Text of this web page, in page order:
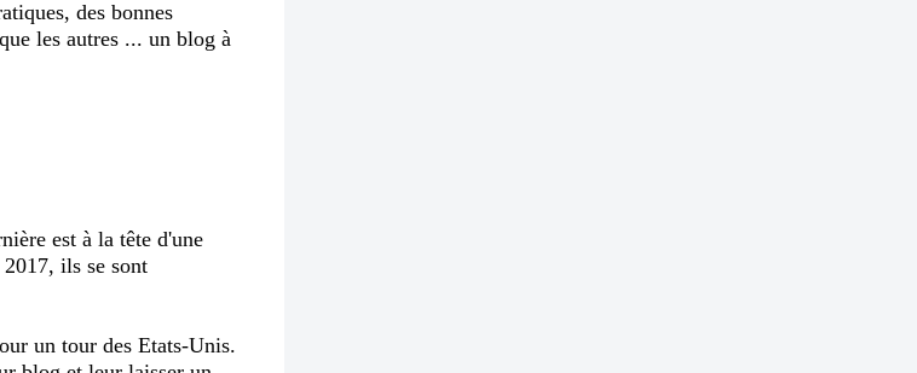
des bonnes
les autres ... un blog à
est à la tête d'une
ils se sont
un tour des Etats-Unis.